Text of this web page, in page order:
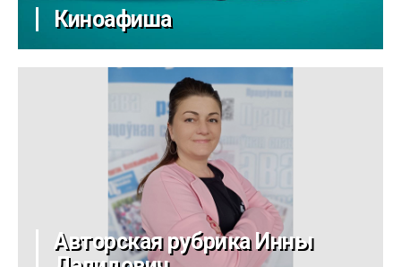
Киноафиша
Авторская рубрика Инны